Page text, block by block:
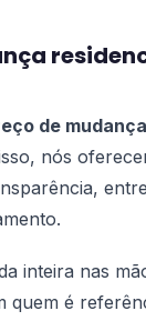
de mudança
nós
inteira nas
quem é